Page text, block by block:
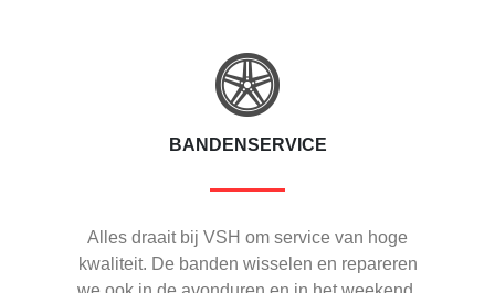
BANDENSERVICE
Alles draait bij VSH om service van hoge
kwaliteit. De banden wisselen en repareren